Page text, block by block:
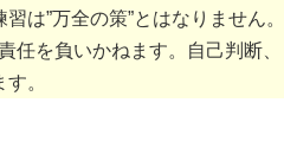
は”万全の策”とはなりません
任を負いかねます。自己判断
。